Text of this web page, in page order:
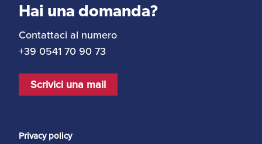
Hai una domanda?
Contattaci al numero
+39 0541 70 90 73
Scrivici una mail
Privacy policy